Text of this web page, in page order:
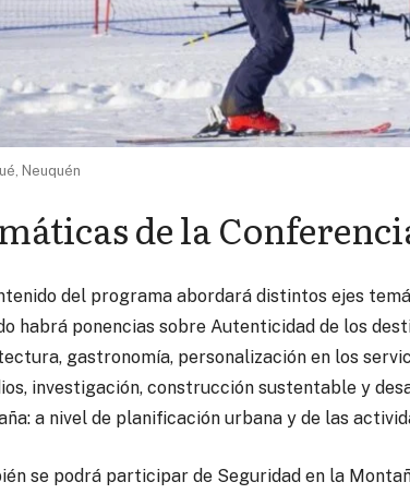
Neuquén
de la
del programa abordará distintos ejes
habrá ponencias sobre Autenticidad de los
gastronomía, personalización en los
investigación, construcción sustentable y
a nivel de planificación urbana y de las
se podrá participar de Seguridad en la